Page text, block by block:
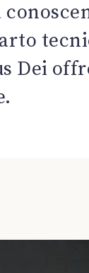
Dei